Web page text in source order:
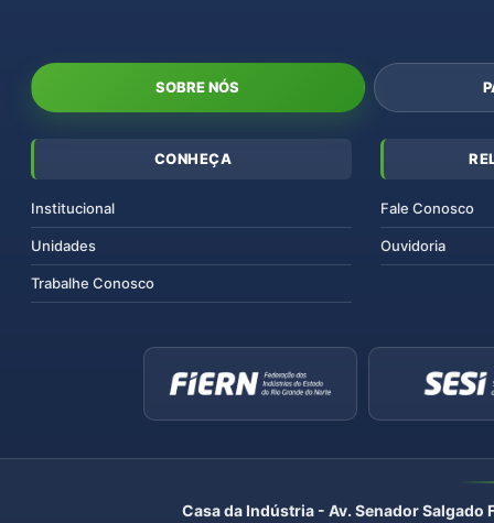
SOBRE NÓS
CONHEÇA
Institucional
Unidades
Trabalhe Conosco
Fale Conosco
Ouvidoria
Casa da Indústria - Av. Senador